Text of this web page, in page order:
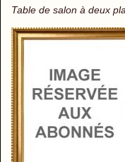
Table de salon à deux